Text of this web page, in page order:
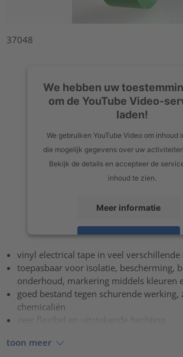
37048
We hebben uw
om de YouTube Video-
laden!
We gebruiken YouTube Video om inhoud
die mogelijk gegevens over uw
Bekijk de details en accepteer de
inhoud te zien.
Meer informatie
Accepteren
powered byUsercentrics Consent
vinyl electrical tape in veel verschillende
toepasbaar voor isolatie, bescherming,
onderhoud, markering middels kleuren
goed bestand tegen schurende werking,
chemicaliën
zeer flexibel en uitstekende hechting
toon meer